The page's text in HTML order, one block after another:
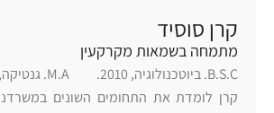
קרן סוסיד
מתמחה בשמאות מקרקעין
B.S.C. ביוטכנולוגיה, 2010. M.A. גנטיקה, 2013.
קרן לומדת את התחומים השונים